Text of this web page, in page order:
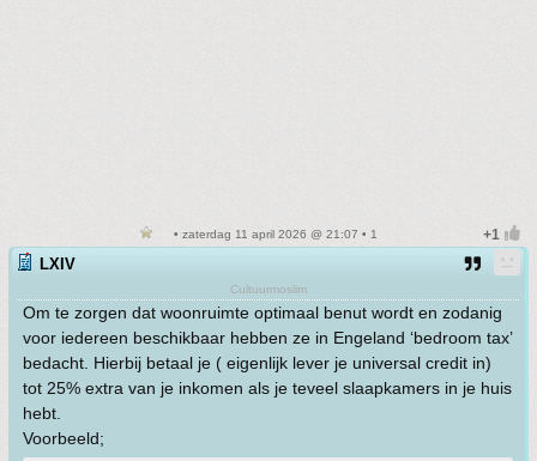
• zaterdag 11 april 2026 @ 21:07 • 1
LXIV
Cultuurmoslim
Om te zorgen dat woonruimte optimaal benut wordt en zodanig
voor iedereen beschikbaar hebben ze in Engeland ‘bedroom tax’
bedacht. Hierbij betaal je ( eigenlijk lever je universal credit in)
tot 25% extra van je inkomen als je teveel slaapkamers in je huis
hebt.
Voorbeeld;